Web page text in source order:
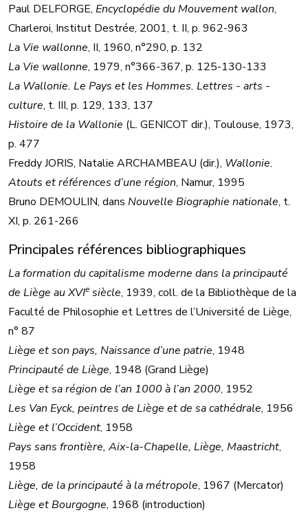
Paul DELFORGE, Encyclopédie du Mouvement wallon,
Charleroi, Institut Destrée, 2001, t. II, p. 962-963
La Vie wallonne, II, 1960, n°290, p. 132
La Vie wallonne, 1979, n°366-367, p. 125-130-133
La Wallonie. Le Pays et les Hommes. Lettres - arts -
culture, t. III, p. 129, 133, 137
Histoire de la Wallonie (L. GENICOT dir.), Toulouse, 1973,
p. 477
Freddy JORIS, Natalie ARCHAMBEAU (dir.), Wallonie.
Atouts et références d’une région, Namur, 1995
Bruno DEMOULIN, dans Nouvelle Biographie nationale, t.
XI, p. 261-266
Principales références bibliographiques
La formation du capitalisme moderne dans la principauté
de Liège au XVIe siècle, 1939, coll. de la Bibliothèque de la
Faculté de Philosophie et Lettres de l’Université de Liège,
n° 87
Liège et son pays, Naissance d’une patrie, 1948
Principauté de Liège, 1948 (Grand Liège)
Liège et sa région de l’an 1000 à l’an 2000, 1952
Les Van Eyck, peintres de Liège et de sa cathédrale, 1956
Liège et l’Occident, 1958
Pays sans frontière, Aix-la-Chapelle, Liège, Maastricht,
1958
Liège, de la principauté à la métropole, 1967 (Mercator)
Liège et Bourgogne, 1968 (introduction)